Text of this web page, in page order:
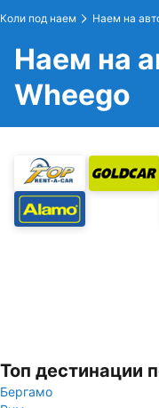
Коли под наем Наем на
Наем на
Wheego
Топ дестинации
Бергамо